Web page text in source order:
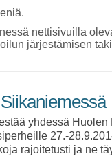
nettisivuilla
järjestämisen
yhdessä
27.-
rajoitetusti ja ne